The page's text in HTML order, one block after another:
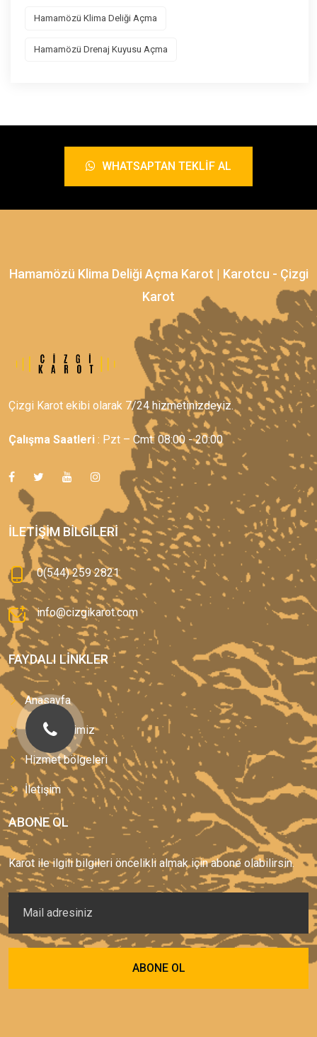
Hamamözü Klima Deliği Açma
Hamamözü Drenaj Kuyusu Açma
WHATSAPTAN TEKLIF AL
Hamamözü Klima Deliği Açma Karot | Karotcu - Çizgi
Karot
Çizgi Karot ekibi olarak 7/24 hizmetinizdeyiz.
Çalışma Saatleri : Pzt – Cmt: 08:00 - 20:00
İLETIŞIM BILGILERI
0(544) 259 2821
info@cizgikarot.com
FAYDALI LINKLER
Anasayfa
Hizmetlerimiz
Hizmet bölgeleri
İletişim
ABONE OL
Karot ile ilgili bilgileri öncelikli almak için abone olabilirsin.